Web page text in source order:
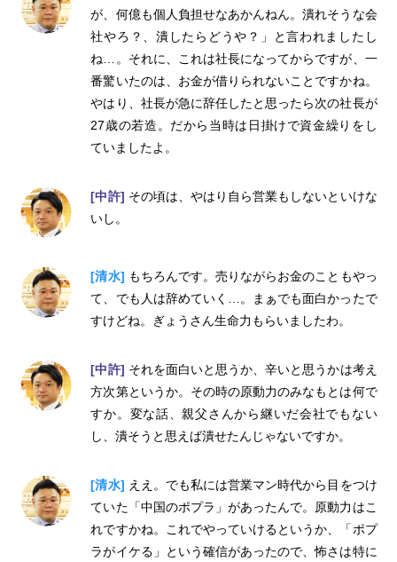
が、何億も個人負担せなあかんねん。潰れそうな会
社やろ？、潰したらどうや？」と言われましたし
ね…。それに、これは社長になってからですが、一
番驚いたのは、お金が借りられないことですかね。
やはり、社長が急に辞任したと思ったら次の社長が
27歳の若造。だから当時は日掛けで資金繰りをし
ていましたよ。
[中許] その頃は、やはり自ら営業もしないといけな
いし。
[清水] もちろんです。売りながらお金のこともやっ
て、でも人は辞めていく…。まぁでも面白かったで
すけどね。ぎょうさん生命力もらいましたわ。
[中許] それを面白いと思うか、辛いと思うかは考え
方次第というか。その時の原動力のみなもとは何で
すか。変な話、親父さんから継いだ会社でもない
し、潰そうと思えば潰せたんじゃないですか。
[清水] ええ。でも私には営業マン時代から目をつけ
ていた「中国のポプラ」があったんで。原動力はこ
れですかね。これでやっていけるというか、「ポプ
ラがイケる」という確信があったので、怖さは特に